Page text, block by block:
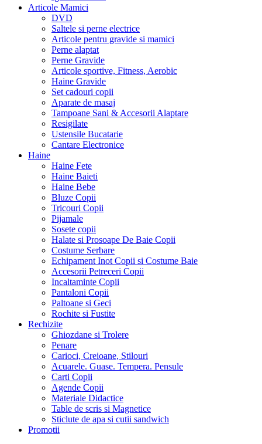
Articole Mamici
DVD
Saltele si perne electrice
Articole pentru gravide si mamici
Perne alaptat
Perne Gravide
Articole sportive, Fitness, Aerobic
Haine Gravide
Set cadouri copii
Aparate de masaj
Tampoane Sani & Accesorii Alaptare
Resigilate
Ustensile Bucatarie
Cantare Electronice
Haine
Haine Fete
Haine Baieti
Haine Bebe
Bluze Copii
Tricouri Copii
Pijamale
Sosete copii
Halate si Prosoape De Baie Copii
Costume Serbare
Echipament Inot Copii si Costume Baie
Accesorii Petreceri Copii
Incaltaminte Copii
Pantaloni Copii
Paltoane si Geci
Rochite si Fustite
Rechizite
Ghiozdane si Trolere
Penare
Carioci, Creioane, Stilouri
Acuarele. Guase. Tempera. Pensule
Carti Copii
Agende Copii
Materiale Didactice
Table de scris si Magnetice
Sticlute de apa si cutii sandwich
Promotii